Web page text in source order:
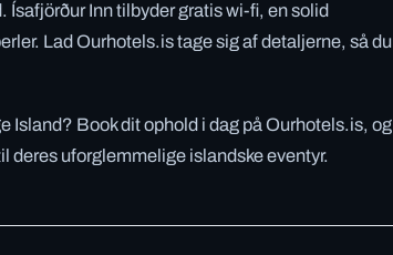
Inn tilbyder gratis wi-fi, en solid
Lad Ourhotels.is tage sig af detaljerne, så du
Island? Book dit ophold i dag på Ourhotels.is, og
deres uforglemmelige islandske eventyr.